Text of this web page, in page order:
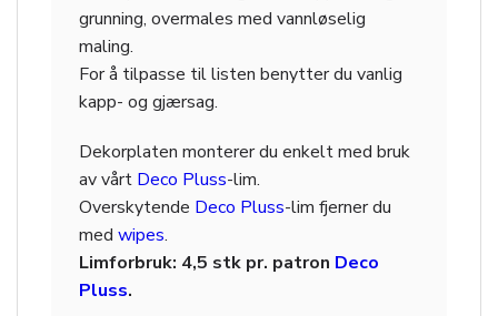
grunning, overmales med vannløselig
maling.
For å tilpasse til listen benytter du vanlig
kapp- og gjærsag.
Dekorplaten monterer du enkelt med bruk
av vårt Deco Pluss-lim.
Overskytende Deco Pluss-lim fjerner du
med wipes.
Limforbruk: 4,5 stk pr. patron Deco
Pluss.